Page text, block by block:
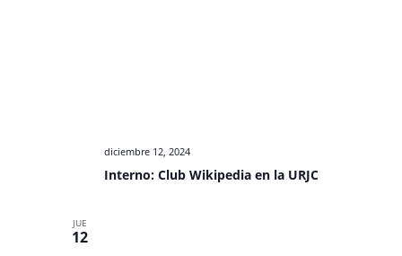
Interno: Club Wikipedia en la URJC
diciembre 12, 2024
JUE
12